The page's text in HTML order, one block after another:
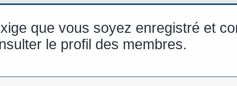
que vous soyez enregistré et
le profil des membres.